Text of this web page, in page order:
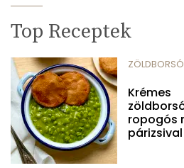
Top Receptek
Krémes
ropogós
párizsival